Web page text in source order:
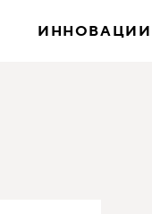
ИННОВАЦИИ